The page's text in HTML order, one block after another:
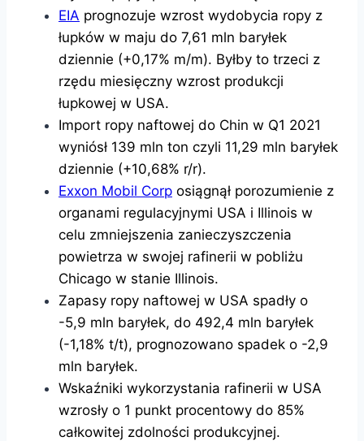
EIA prognozuje wzrost wydobycia ropy z
łupków w maju do 7,61 mln baryłek
dziennie (+0,17% m/m). Byłby to trzeci z
rzędu miesięczny wzrost produkcji
łupkowej w USA.
Import ropy naftowej do Chin w Q1 2021
wyniósł 139 mln ton czyli 11,29 mln baryłek
dziennie (+10,68% r/r).
Exxon Mobil Corp osiągnął porozumienie z
organami regulacyjnymi USA i Illinois w
celu zmniejszenia zanieczyszczenia
powietrza w swojej rafinerii w pobliżu
Chicago w stanie Illinois.
Zapasy ropy naftowej w USA spadły o
-5,9 mln baryłek, do 492,4 mln baryłek
(-1,18% t/t), prognozowano spadek o -2,9
mln baryłek.
Wskaźniki wykorzystania rafinerii w USA
wzrosły o 1 punkt procentowy do 85%
całkowitej zdolności produkcyjnej.